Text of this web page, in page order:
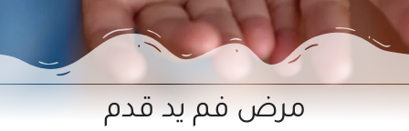
احجزي استشارة
مرض فم يد قدم